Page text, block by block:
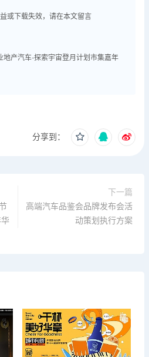
或下载失效，请在本文留言
地产汽车-探索宇宙登月计划市集嘉年
分享到：
华
下一篇
高端汽车品鉴会品牌发布会活
动策划执行方案